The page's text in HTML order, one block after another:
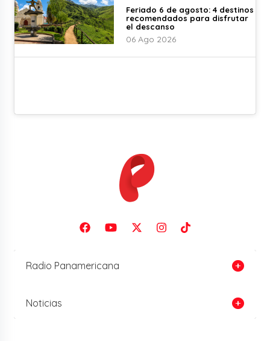
Feriado 6 de agosto: 4 destinos
recomendados para disfrutar
el descanso
06 Ago 2026
Radio Panamericana
Noticias